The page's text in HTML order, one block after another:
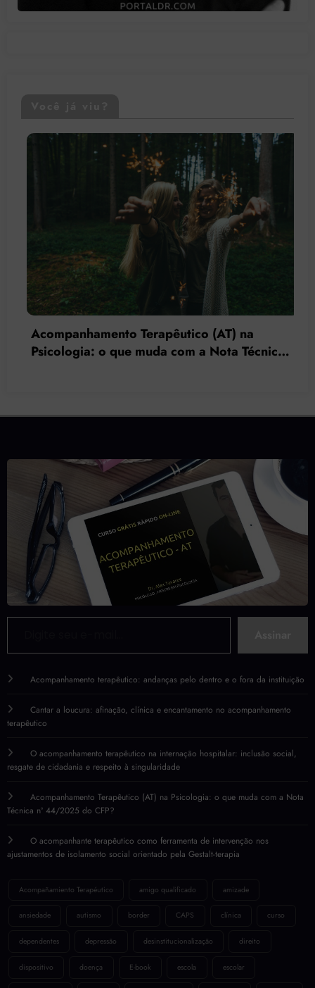
Acompanhamento Terapêutico (AT) na
Psicologia: o que muda com a Nota Técnica
Digite seu e-mail…
Acompanhamento terapêutico: andanças pelo dentro e o fora da instituição
Cantar a loucura: afinação, clínica e encantamento no acompanhamento
terapêutico
O acompanhamento terapêutico na internação hospitalar: inclusão social,
resgate de cidadania e respeito à singularidade
Acompanhamento Terapêutico (AT) na Psicologia: o que muda com a Nota
Técnica nº 44/2025 do CFP?
O acompanhante terapêutico como ferramenta de intervenção nos
ajustamentos de isolamento social orientado pela Gestalt-terapia
Acompañamiento Terapéutico amigo qualificado amizade
ansiedade autismo border CAPS clínica curso
dependentes depressão desinstitucionalização direito
dispositivo doença E-book escola escolar